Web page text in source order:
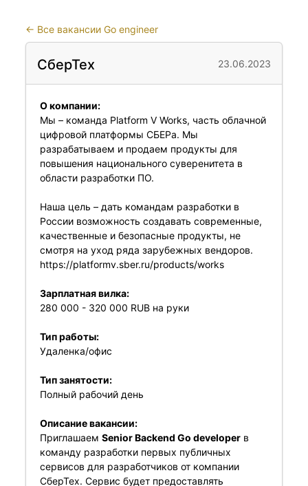
← Все вакансии Go engineer
СберТех 23.06.2023
О компании:
Мы – команда Platform V Works, часть облачной
цифровой платформы СБЕРа. Мы
разрабатываем и продаем продукты для
повышения национального суверенитета в
области разработки ПО.
Наша цель – дать командам разработки в
России возможность создавать современные,
качественные и безопасные продукты, не
смотря на уход ряда зарубежных вендоров.
https://platformv.sber.ru/products/works
Зарплатная вилка:
280 000 - 320 000 RUB на руки
Тип работы:
Удаленка/офис
Тип занятости:
Полный рабочий день
Описание вакансии:
Приглашаем Senior Backend Go developerв
команду разработки первых публичных
сервисов для разработчиков от компании
СберТех. Сервис будет предоставлять